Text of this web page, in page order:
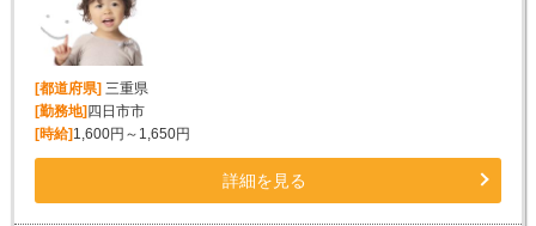
[都道府県] 三重県
[勤務地] 四日市市
[時給] 1,600円～1,650円
詳細を見る